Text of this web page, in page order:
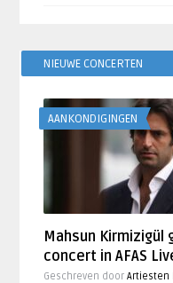
NIEUWE CONCERTEN
AANKONDIGINGEN
Mahsun Kirmizigül
concert in AFAS
Geschreven doorArtiesten